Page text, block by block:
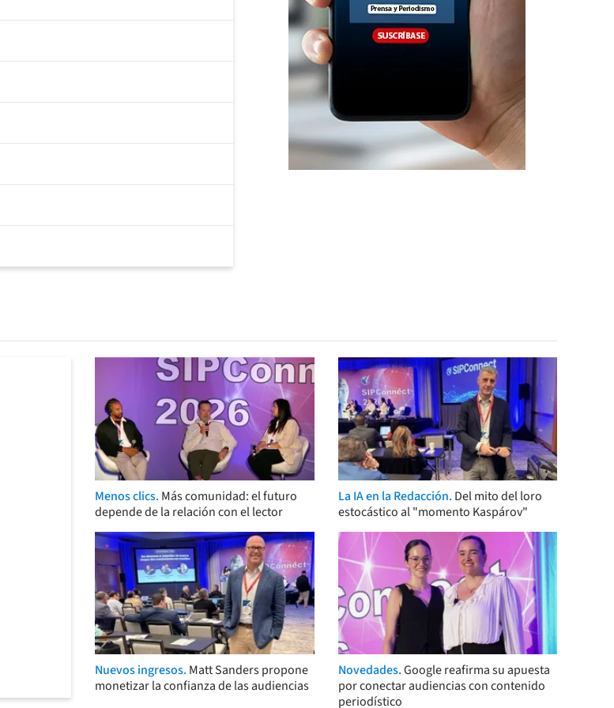
Menos clics. Más comunidad: el futuro
depende de la relación con el lector
La IA en la Redacción. Del mito del loro
estocástico al "momento Kaspárov"
Nuevos ingresos. Matt Sanders propone
monetizar la confianza de las audiencias
Novedades.Google reafirma su apuesta
por conectar audiencias con contenido
periodístico